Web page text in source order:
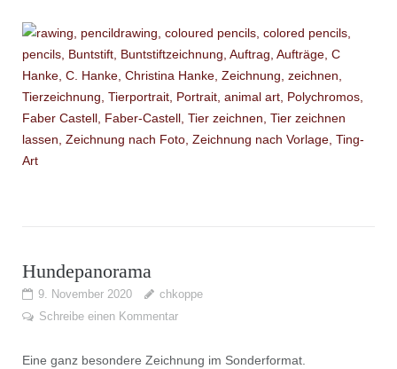
Hundepanorama
9. November 2020
chkoppe
Schreibe einen Kommentar
Eine ganz besondere Zeichnung im Sonderformat.